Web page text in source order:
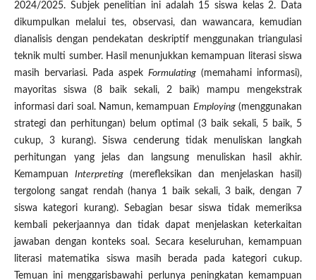
2024/2025. Subjek penelitian ini adalah 15 siswa kelas 2. Data
dikumpulkan melalui tes, observasi, dan wawancara, kemudian
dianalisis dengan pendekatan deskriptif menggunakan triangulasi
teknik multi sumber. Hasil menunjukkan kemampuan literasi siswa
masih bervariasi. Pada aspekFormulating (memahami informasi),
mayoritas siswa (8 baik sekali, 2 baik) mampu mengekstrak
informasi dari soal. Namun, kemampuan Employing(menggunakan
strategi dan perhitungan) belum optimal (3 baik sekali, 5 baik, 5
cukup, 3 kurang). Siswa cenderung tidak menuliskan langkah
perhitungan yang jelas dan langsung menuliskan hasil akhir.
Kemampuan Interpreting(merefleksikan dan menjelaskan hasil)
tergolong sangat rendah (hanya 1 baik sekali, 3 baik, dengan 7
siswa kategori kurang). Sebagian besar siswa tidak memeriksa
kembali pekerjaannya dan tidak dapat menjelaskan keterkaitan
jawaban dengan konteks soal. Secara keseluruhan, kemampuan
literasi matematika siswa masih berada pada kategori cukup.
Temuan ini menggarisbawahi perlunya peningkatan kemampuan